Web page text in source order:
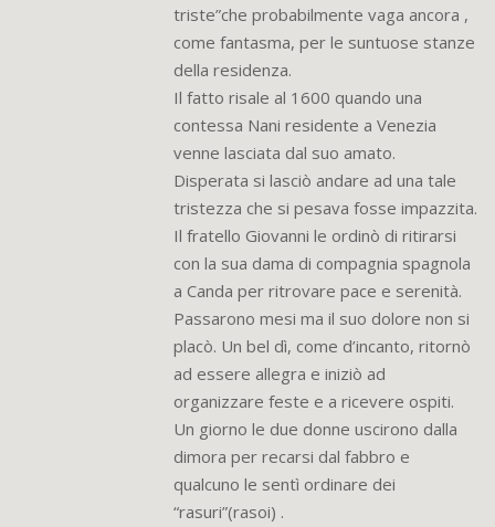
triste”che probabilmente vaga ancora ,
come fantasma, per le suntuose stanze
della residenza.
Il fatto risale al 1600 quando una
contessa Nani residente a Venezia
venne lasciata dal suo amato.
Disperata si lasciò andare ad una tale
tristezza che si pesava fosse impazzita.
Il fratello Giovanni le ordinò di ritirarsi
con la sua dama di compagnia spagnola
a Canda per ritrovare pace e serenità.
Passarono mesi ma il suo dolore non si
placò. Un bel dì, come d’incanto, ritornò
ad essere allegra e iniziò ad
organizzare feste e a ricevere ospiti.
Un giorno le due donne uscirono dalla
dimora per recarsi dal fabbro e
qualcuno le sentì ordinare dei
“rasuri”(rasoi) .